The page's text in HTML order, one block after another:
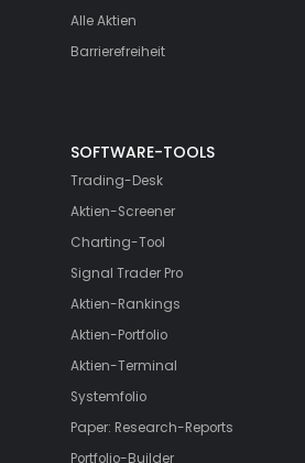
Alle Aktien
Barrierefreiheit
SOFTWARE-TOOLS
Trading-Desk
Aktien-Screener
Charting-Tool
Signal Trader Pro
Aktien-Rankings
Aktien-Portfolio
Aktien-Terminal
Systemfolio
Paper: Research-Reports
Portfolio-Builder